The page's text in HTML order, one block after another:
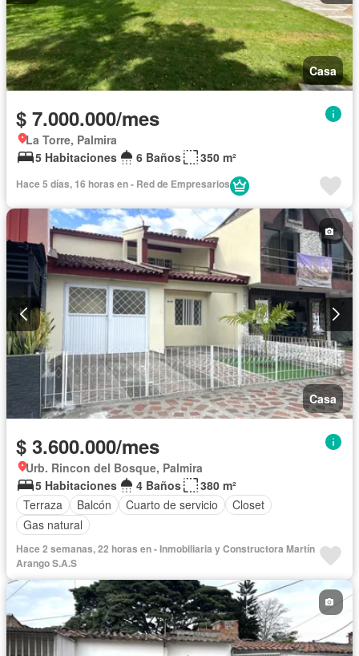
Casa
$ 7.000.000/mes
La Torre, Palmira
5 Habitaciones
6 Baños 350 m²
Hace 5 días, 16 horas en - Red de Empresarios
Casa
$ 3.600.000/mes
Urb. Rincon del Bosque, Palmira
5 Habitaciones
4 Baños
380 m²
Terraza
Balcón Cuarto de servicio
Closet
Gas natural
Hace 2 semanas, 22 horas en - Inmobiliaria y Constructora Martín
Arango S.A.S